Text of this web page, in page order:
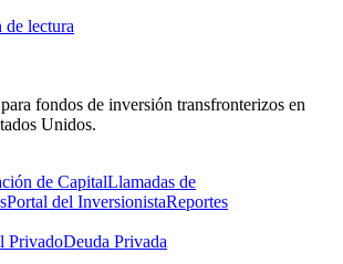
de lectura
fondos de inversión transfronterizos en
Unidos.
de CapitalLlamadas de
Portal del InversionistaReportes
PrivadoDeuda Privada